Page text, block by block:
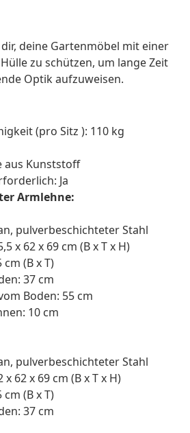
deine Gartenmöbel mit einer
zu schützen, um lange Zeit
Optik aufzuweisen.
(pro Sitz ): 110 kg
aus Kunststoff
Ja
Armlehne:
pulverbeschichteter Stahl
x 62 x 69 cm (B x T x H)
(B x T)
37 cm
Boden: 55 cm
10 cm
pulverbeschichteter Stahl
62 x 69 cm (B x T x H)
(B x T)
37 cm